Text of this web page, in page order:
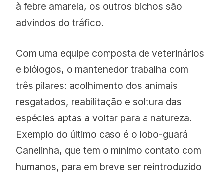
à febre amarela, os outros bichos são
advindos do tráfico.
Com uma equipe composta de veterinários
e biólogos, o mantenedor trabalha com
três pilares: acolhimento dos animais
resgatados, reabilitação e soltura das
espécies aptas a voltar para a natureza.
Exemplo do último caso é o lobo-guará
Canelinha, que tem o mínimo contato com
humanos, para em breve ser reintroduzido